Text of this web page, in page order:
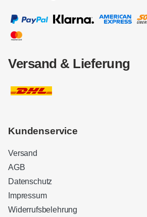
Versand & Lieferung
Kundenservice
Versand
AGB
Datenschutz
Impressum
Widerrufsbelehrung